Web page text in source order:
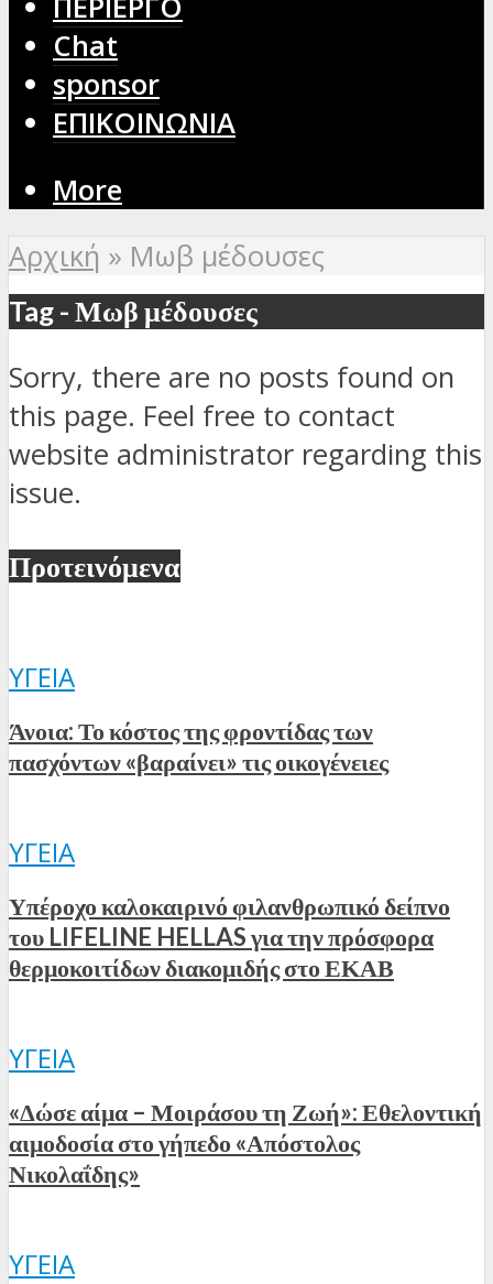
Chat
sponsor
ΕΠΙΚΟΙΝΩΝΙΑ
More
Αρχική » Μωβ μέδουσες
Tag - Μωβ μέδουσες
Sorry, there are no posts found on
this page. Feel free to contact
website administrator regarding this
issue.
Προτεινόμενα
ΥΓΕΊΑ
Άνοια: Το κόστος της φροντίδας των
πασχόντων «βαραίνει» τις οικογένειες
ΥΓΕΊΑ
Υπέροχο καλοκαιρινό φιλανθρωπικό δείπνο
του LIFELINE HELLAS για την πρόσφορα
θερμοκοιτίδων διακομιδής στο ΕΚΑΒ
ΥΓΕΊΑ
«Δώσε αίμα – Μοιράσου τη Ζωή»: Εθελοντική
αιμοδοσία στο γήπεδο «Απόστολος
Νικολαΐδης»
ΥΓΕΊΑ